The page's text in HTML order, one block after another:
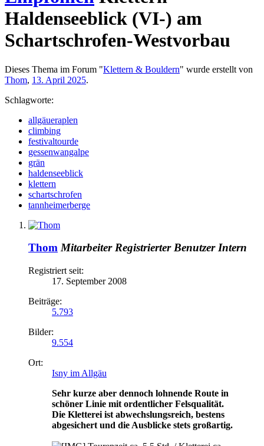
Haldenseeblick (VI-) am
Schartschrofen-Westvorbau
Dieses Thema im Forum "Klettern & Bouldern" wurde erstellt von
Thom, 13. April 2025.
Schlagworte:
allgäueraplen
climbing
festivaltourde
gessenwangalpe
grän
haldenseeblick
klettern
schartschrofen
tannheimerberge
Thom Mitarbeiter Registrierter Benutzer Intern
Registriert seit:
17. September 2008
Beiträge:
5.793
Bilder:
9.554
Ort:
Isny im Allgäu
Sehr kurze aber dennoch lohnende Route in
schöner Linie mit ordentlicher Felsqualität.
Die Kletterei ist abwechslungsreich, bestens
abgesichert und die Ausblicke stets großartig.